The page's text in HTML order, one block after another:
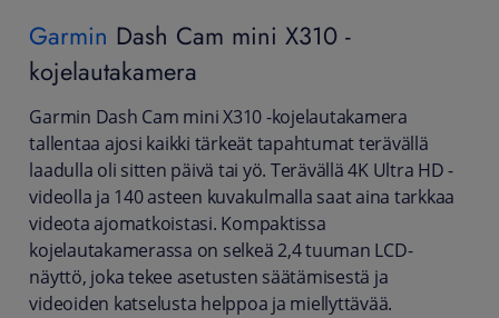
Garmin Dash Cam mini X310 -
kojelautakamera
Garmin Dash Cam mini X310 -kojelautakamera
tallentaa ajosi kaikki tärkeät tapahtumat terävällä
laadulla oli sitten päivä tai yö. Terävällä 4K Ultra HD -
videolla ja 140 asteen kuvakulmalla saat aina tarkkaa
videota ajomatkoistasi. Kompaktissa
kojelautakamerassa on selkeä 2,4 tuuman LCD-
näyttö, joka tekee asetusten säätämisestä ja
videoiden katselusta helppoa ja miellyttävää.